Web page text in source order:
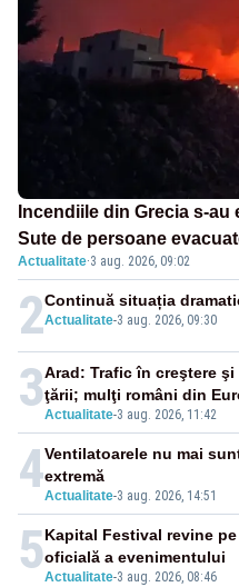
Incendiile din Grecia s-
Sute de persoane
de flăcări
Actualitate·3 aug. 2026, 09:02
2Actualitate-3 aug. 2026, 09:30
Continuă situația
3Actualitate-3 aug. 2026, 11:42
Arad: Trafic în creştere
ţării; mulţi români din
4Actualitate-3 aug. 2026, 14:51
Ventilatoarele nu mai
extremă
5Actualitate-3 aug. 2026, 08:46
Kapital Festival revine
oficială a evenimentului